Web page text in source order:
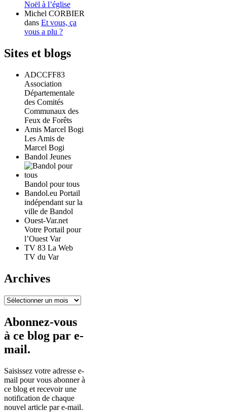
Noël à l’église
Michel CORBIER
dans Et vous, ça
vous a plu ?
Sites et blogs
ADCCFF83
Association
Départementale
des Comités
Communaux des
Feux de Forêts
Amis Marcel Bogi
Les Amis de
Marcel Bogi
Bandol Jeunes
Bandol pour tous
Bandol.eu Portail
indépendant sur la
ville de Bandol
Ouest-Var.net
Votre Portail pour
l’Ouest Var
TV 83 La Web
TV du Var
Archives
Archives
Abonnez-vous
à ce blog par e-
mail.
Saisissez votre adresse e-
mail pour vous abonner à
ce blog et recevoir une
notification de chaque
nouvel article par e-mail.